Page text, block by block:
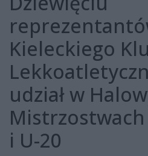
Kieleckiego
udział w
i U-20